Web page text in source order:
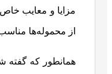
مزایا و معایب
از محموله‌ها
همانطور که گفته